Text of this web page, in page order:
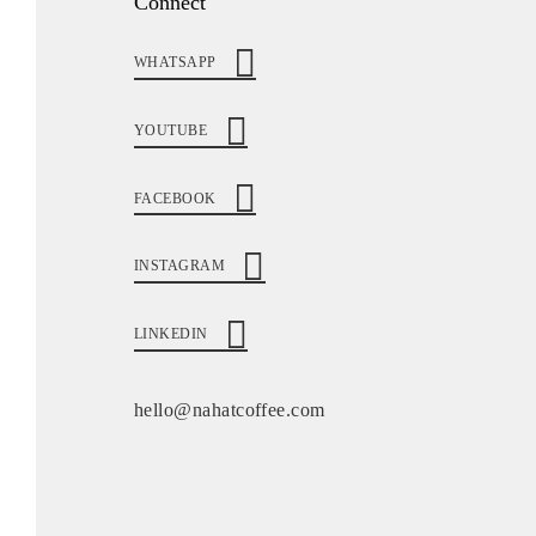
WHATSAPP
YOUTUBE
FACEBOOK
INSTAGRAM
LINKEDIN
hello@nahatcoffee.com